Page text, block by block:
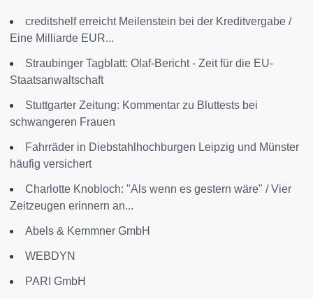
creditshelf erreicht Meilenstein bei der Kreditvergabe /
Eine Milliarde EUR...
Straubinger Tagblatt: Olaf-Bericht - Zeit für die EU-
Staatsanwaltschaft
Stuttgarter Zeitung: Kommentar zu Bluttests bei
schwangeren Frauen
Fahrräder in Diebstahlhochburgen Leipzig und Münster
häufig versichert
Charlotte Knobloch: "Als wenn es gestern wäre" / Vier
Zeitzeugen erinnern an...
Abels & Kemmner GmbH
WEBDYN
PARI GmbH